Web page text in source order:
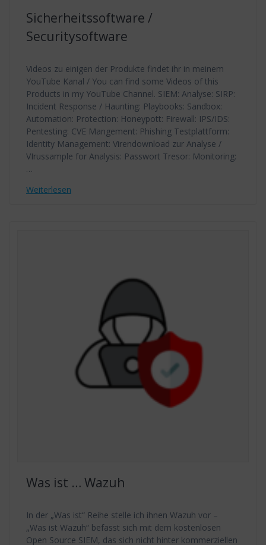
Sicherheitssoftware /
Securitysoftware
Videos zu einigen der Produkte findet ihr in meinem
YouTube Kanal / You can find some Videos of this
Products in my YouTube Channel. SIEM: Analyse: SIRP:
Incident Response / Haunting: Playbooks: Sandbox:
Automation: Protection: Honeypott: Firewall: IPS/IDS:
Pentesting: CVE Mangement: Phishing Testplattform:
Identity Management: Virendownload zur Analyse /
VIrussample for Analysis: Passwort Tresor: Monitoring:
…
Weiterlesen
Was ist … Wazuh
In der „Was ist“ Reihe stelle ich ihnen Wazuh vor –
„Was ist Wazuh“ befasst sich mit dem kostenlosen
Open Source SIEM, das sich nicht hinter kommerziellen